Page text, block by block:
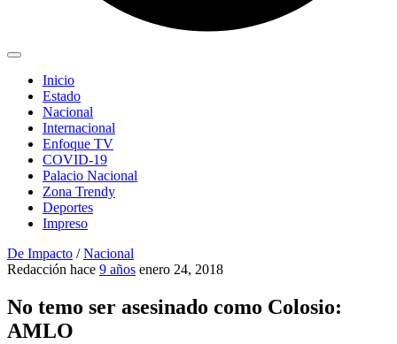
Inicio
Estado
Nacional
Internacional
Enfoque TV
COVID-19
Palacio Nacional
Zona Trendy
Deportes
Impreso
De Impacto /Nacional
Redacción hace 9 años enero 24, 2018
No temo ser asesinado como Colosio:
AMLO